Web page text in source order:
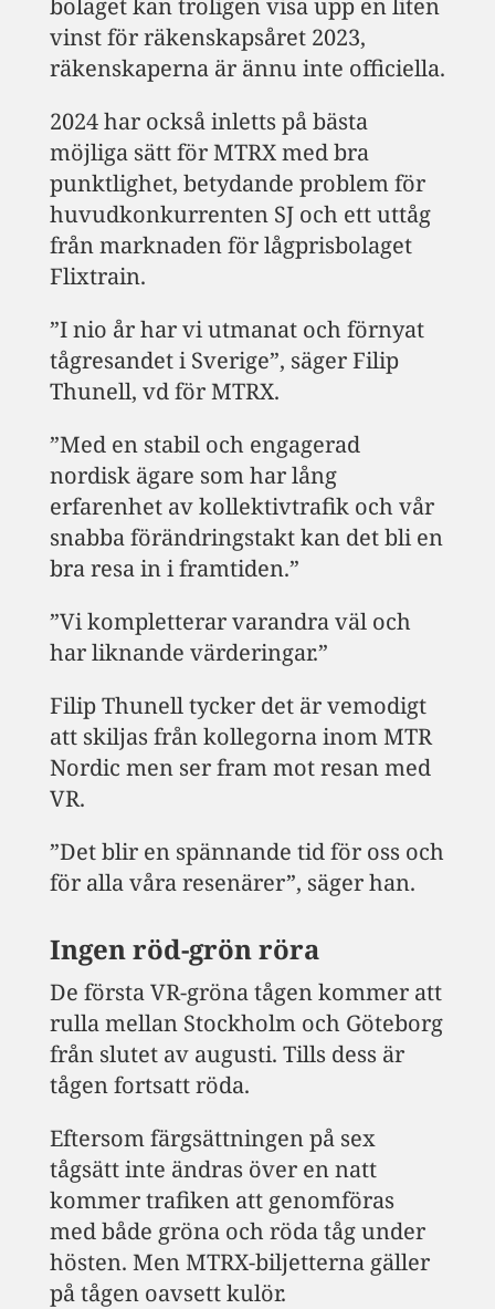
bolaget kan troligen visa upp en liten
vinst för räkenskapsåret 2023,
räkenskaperna är ännu inte officiella.
2024 har också inletts på bästa
möjliga sätt för MTRX med bra
punktlighet, betydande problem för
huvudkonkurrenten SJ och ett uttåg
från marknaden för lågprisbolaget
Flixtrain.
”I nio år har vi utmanat och förnyat
tågresandet i Sverige”, säger Filip
Thunell, vd för MTRX.
”Med en stabil och engagerad
nordisk ägare som har lång
erfarenhet av kollektivtrafik och vår
snabba förändringstakt kan det bli en
bra resa in i framtiden.”
”Vi kompletterar varandra väl och
har liknande värderingar.”
Filip Thunell tycker det är vemodigt
att skiljas från kollegorna inom MTR
Nordic men ser fram mot resan med
VR.
”Det blir en spännande tid för oss och
för alla våra resenärer”, säger han.
Ingen röd-grön röra
De första VR-gröna tågen kommer att
rulla mellan Stockholm och Göteborg
från slutet av augusti. Tills dess är
tågen fortsatt röda.
Eftersom färgsättningen på sex
tågsätt inte ändras över en natt
kommer trafiken att genomföras
med både gröna och röda tåg under
hösten. Men MTRX-biljetterna gäller
på tågen oavsett kulör.